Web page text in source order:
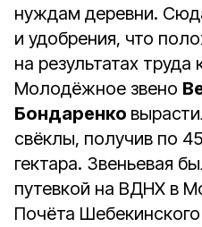
нуждам деревни.
и удобрения, что
на результатах труда
Молодёжное звено
Бондаренко
свёклы, получив по
гектара. Звеньевая
путевкой на ВДНХ в
Почёта